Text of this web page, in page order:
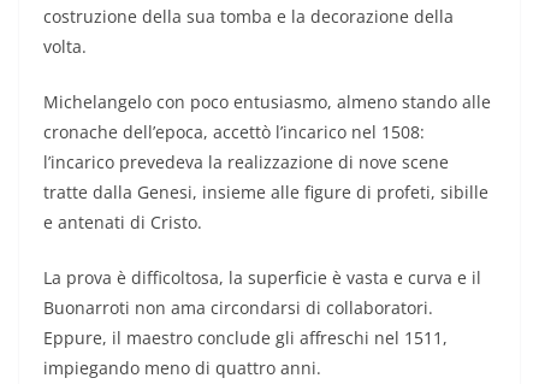
costruzione della sua tomba e la decorazione della
volta.
Michelangelo con poco entusiasmo, almeno stando alle
cronache dell’epoca, accettò l’incarico nel 1508:
l’incarico prevedeva la realizzazione di nove scene
tratte dalla Genesi, insieme alle figure di profeti, sibille
e antenati di Cristo.
La prova è difficoltosa, la superficie è vasta e curva e il
Buonarroti non ama circondarsi di collaboratori.
Eppure, il maestro conclude gli affreschi nel 1511,
impiegando meno di quattro anni.